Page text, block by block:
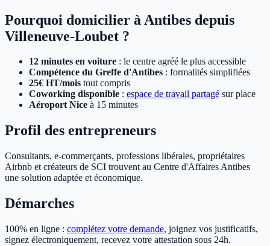
Pourquoi domicilier à Antibes depuis
Villeneuve-Loubet ?
12 minutes en voiture : le centre agréé le plus accessible
Compétence du Greffe d'Antibes : formalités simplifiées
25€ HT/mois tout compris
Coworking disponible : espace de travail partagé sur place
Aéroport Nice à 15 minutes
Profil des entrepreneurs
Consultants, e-commerçants, professions libérales, propriétaires
Airbnb et créateurs de SCI trouvent au Centre d'Affaires Antibes
une solution adaptée et économique.
Démarches
100% en ligne : complétez votre demande, joignez vos justificatifs,
signez électroniquement, recevez votre attestation sous 24h.